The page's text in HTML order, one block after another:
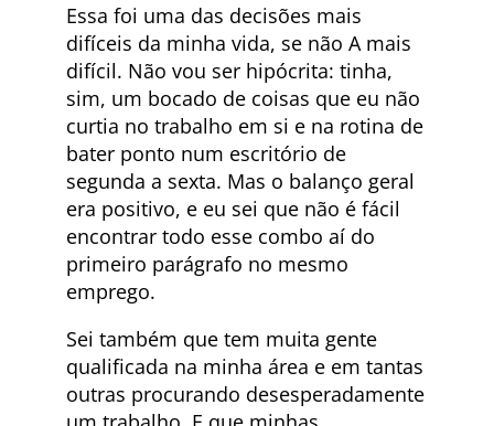
Essa foi uma das decisões mais
difíceis da minha vida, se não A mais
difícil. Não vou ser hipócrita: tinha,
sim, um bocado de coisas que eu não
curtia no trabalho em si e na rotina de
bater ponto num escritório de
segunda a sexta. Mas o balanço geral
era positivo, e eu sei que não é fácil
encontrar todo esse combo aí do
primeiro parágrafo no mesmo
emprego.
Sei também que tem muita gente
qualificada na minha área e em tantas
outras procurando desesperadamente